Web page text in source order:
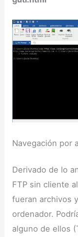
Navegación por
Derivado de lo
FTP sin cliente
fueran archivos
ordenador.
alguno de ellos